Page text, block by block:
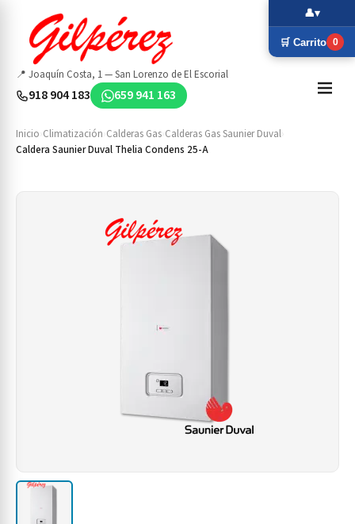
📍 Joaquín Costa, 1 — San Lorenzo de El Escorial
918 904 183 659 941 163
Inicio Climatización Calderas Gas Calderas Gas Saunier Duval
Caldera Saunier Duval Thelia Condens 25-A
🛒 Carrito 0
👤▾